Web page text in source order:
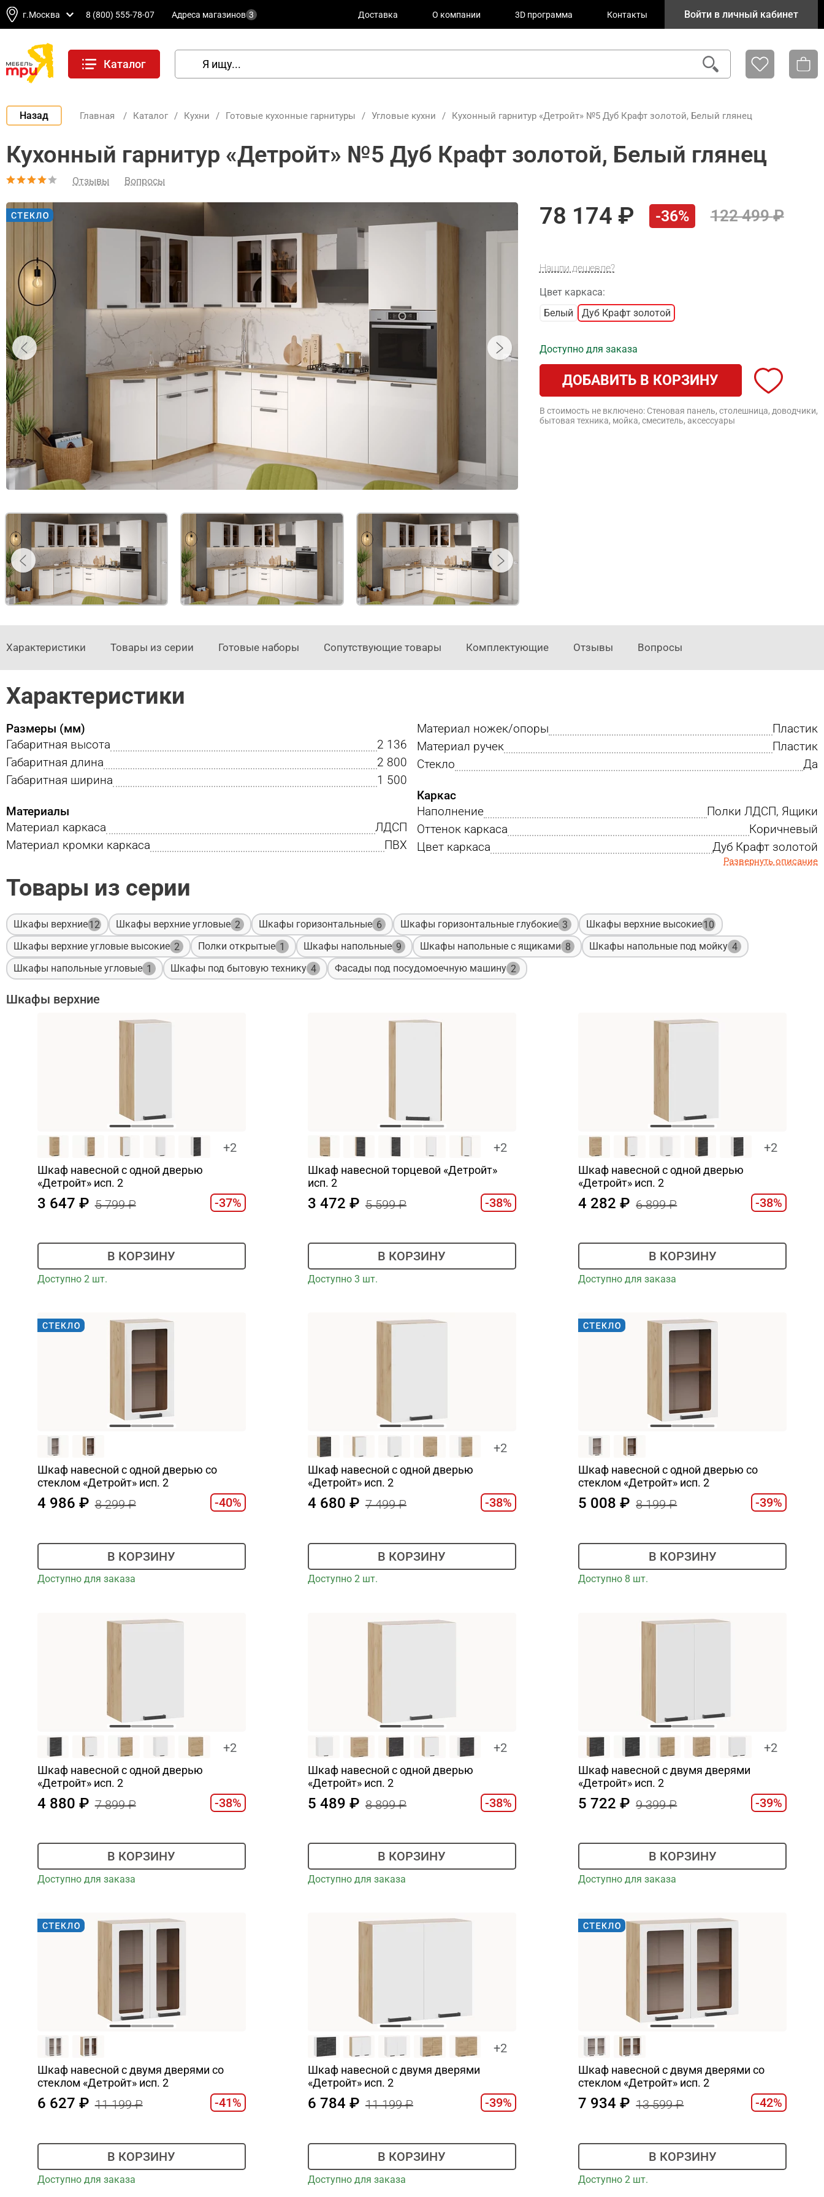
г.Москва 8 (800) 555-78-07 Адреса магазинов 3 Доставка О компании 3D программа Контакты Войти в личный кабинет
Каталог
Назад Главная / Каталог / Кухни / Готовые кухонные гарнитуры / Угловые кухни / Кухонный гарнитур «Детройт» №5 Дуб Крафт золотой, Белый глянец
Кухонный гарнитур «Детройт» №5 Дуб Крафт золотой, Белый глянец
Отзывы Вопросы
78 174 -36% 122 499
Нашли дешевле?
Цвет каркаса:
Белый
Дуб Крафт золотой
Доступно для заказа
ДОБАВИТЬ В КОРЗИНУ
В стоимость не включено: Стеновая панель, столешница, доводчики,
бытовая техника, мойка, смеситель, аксессуары
Характеристики Товары из серии Готовые наборы Сопутствующие товары Комплектующие Отзывы Вопросы
Характеристики
Размеры (мм)
Габаритная высота
2 136
Габаритная длина
2 800
Габаритная ширина
1 500
Материалы
Материал каркаса
ЛДСП
Материал кромки каркаса
ПВХ
Материал ножек/опоры
Пластик
Материал ручек
Пластик
Стекло
Да
Каркас
Наполнение
Полки ЛДСП, Ящики
Оттенок каркаса
Коричневый
Цвет каркаса
Дуб Крафт золотой
Развернуть описание
Товары из серии
Шкафы верхние12 Шкафы верхние угловые 2 Шкафы горизонтальные 6 Шкафы горизонтальные глубокие 3 Шкафы верхние высокие10
Шкафы верхние угловые высокие 2 Полки открытые 1 Шкафы напольные 9 Шкафы напольные с ящиками 8 Шкафы напольные под мойку 4
Шкафы напольные угловые 1 Шкафы под бытовую технику 4 Фасады под посудомоечную машину 2
Шкафы верхние
+2
Шкаф навесной c одной дверью
«Детройт» исп. 2
3 647 5 799 -37%
В КОРЗИНУ
Доступно 2 шт.
+2
Шкаф навесной торцевой «Детройт»
исп. 2
3 472 5 599 -38%
В КОРЗИНУ
Доступно 3 шт.
+2
Шкаф навесной c одной дверью
«Детройт» исп. 2
4 282 6 899 -38%
В КОРЗИНУ
Доступно для заказа
Шкаф навесной c одной дверью со
стеклом «Детройт» исп. 2
4 986 8 299 -40%
В КОРЗИНУ
Доступно для заказа
+2
Шкаф навесной c одной дверью
«Детройт» исп. 2
4 680 7 499 -38%
В КОРЗИНУ
Доступно 2 шт.
Шкаф навесной c одной дверью со
стеклом «Детройт» исп. 2
5 008 8 199 -39%
В КОРЗИНУ
Доступно 8 шт.
+2
Шкаф навесной c одной дверью
«Детройт» исп. 2
4 880 7 899 -38%
В КОРЗИНУ
Доступно для заказа
+2
Шкаф навесной c одной дверью
«Детройт» исп. 2
5 489 8 899 -38%
В КОРЗИНУ
Доступно для заказа
+2
Шкаф навесной c двумя дверями
«Детройт» исп. 2
5 722 9 399 -39%
В КОРЗИНУ
Доступно для заказа
Шкаф навесной c двумя дверями со
стеклом «Детройт» исп. 2
6 627 11 199 -41%
В КОРЗИНУ
Доступно для заказа
+2
Шкаф навесной c двумя дверями
«Детройт» исп. 2
6 784 11 199 -39%
В КОРЗИНУ
Доступно для заказа
Шкаф навесной c двумя дверями со
стеклом «Детройт» исп. 2
7 934 13 599 -42%
В КОРЗИНУ
Доступно 2 шт.